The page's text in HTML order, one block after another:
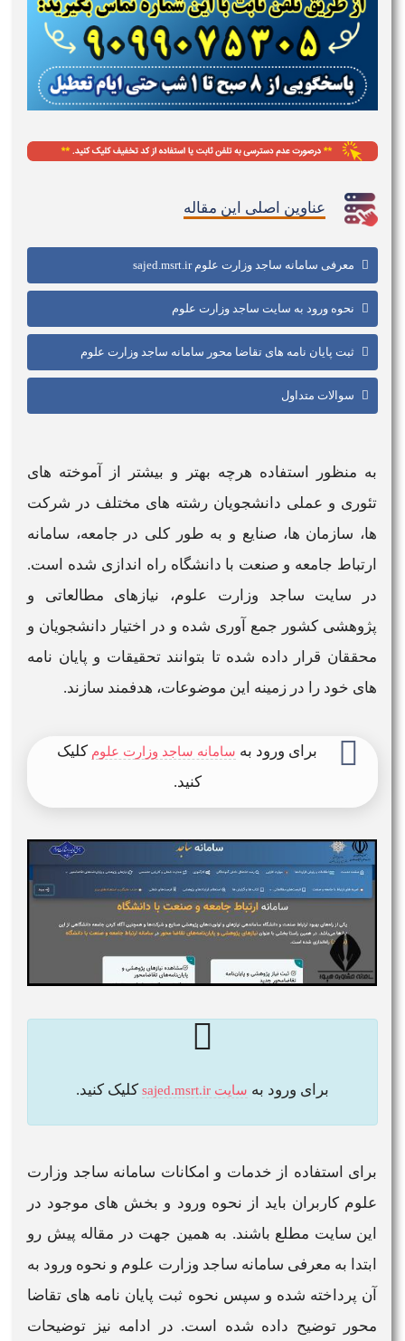
عناوین اصلی این مقاله
معرفی سامانه ساجد وزارت علوم sajed.msrt.ir
نحوه ورود به سایت ساجد وزارت علوم
ثبت پایان نامه های تقاضا محور سامانه ساجد وزارت علوم
سوالات متداول
به منظور استفاده هرچه بهتر و بیشتر از آموخته های
تئوری و عملی دانشجویان رشته های مختلف در شرکت
ها، سازمان ها، صنایع و به طور کلی در جامعه، سامانه
ارتباط جامعه و صنعت با دانشگاه راه اندازی شده است.
در سایت ساجد وزارت علوم، نیازهای مطالعاتی و
پژوهشی کشور جمع آوری شده و در اختیار دانشجویان و
محققان قرار داده شده تا بتوانند تحقیقات و پایان نامه
های خود را در زمینه این موضوعات، هدفمند سازند.
برای ورود به سامانه ساجد وزارت علوم​ کلیک
کنید.
برای ورود به سایت sajed.msrt.ir کلیک کنید.
برای استفاده از خدمات و امکانات سامانه ساجد وزارت
علومکاربران باید از نحوه ورود و بخش های موجود در
این سایت مطلع باشند. به همین جهت در مقاله پیش رو
ابتدا به معرفی سامانه ساجد وزارت علوم و نحوه ورود به
آن پرداخته شده و سپس نحوه ثبت پایان نامه های تقاضا
محور توضیح داده شده است. در ادامه نیز توضیحات